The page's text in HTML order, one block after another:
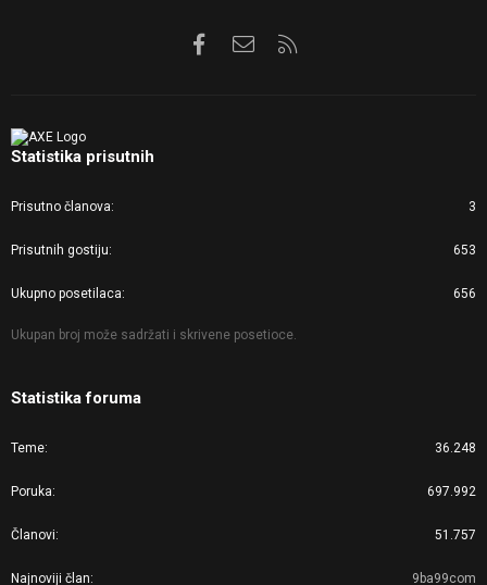
FacebookKontaktirajte nas
Statistika prisutnih
Prisutno članova 3
Prisutnih gostiju 653
Ukupno posetilaca 656
Ukupan broj može sadržati i skrivene posetioce.
Statistika foruma
Teme 36.248
Poruka 697.992
Članovi 51.757
Najnoviji član 9ba99com